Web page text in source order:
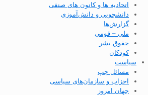
اتحادیه ها و کانون های صنفی
دانشجویی و دانش‌آموزی
گزارش‌ها
ملی – قومی
حقوق بشر
کودکان
سیاست
مسائل چپ
احزاب و سازمان‌های سیاسی
جهان امروز